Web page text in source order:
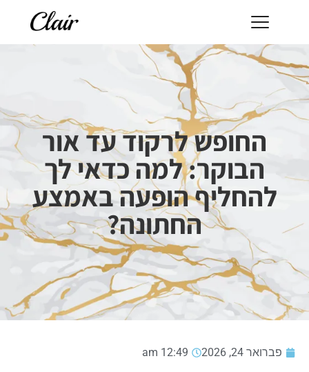
החופש לרקוד עד אור
הבוקר: למה כדאי לך
להחליף הופעה באמצע
החתונה?
פברואר 24, 2026 12:49 am